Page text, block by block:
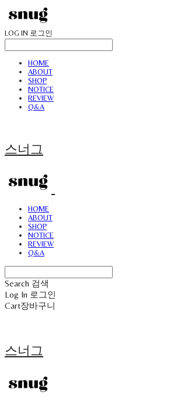
LOG IN 로그인
HOME
ABOUT
SHOP
NOTICE
REVIEW
Q&A
스너그
HOME
ABOUT
SHOP
NOTICE
REVIEW
Q&A
Search 검색
Log In 로그인
Cart장바구니
스너그